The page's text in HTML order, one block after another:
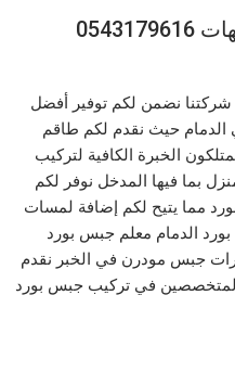
نضمن لكم توفير أفضل
حيث نقدم لكم طاقم
الخبرة الكافية لتركيب
بما فيها المدخل نوفر لكم
مما يتيح لكم إضافة لمسات
الدمام معلم جبس بورد
جبس مودرن في الخبر نقدم
في تركيب جبس بورد